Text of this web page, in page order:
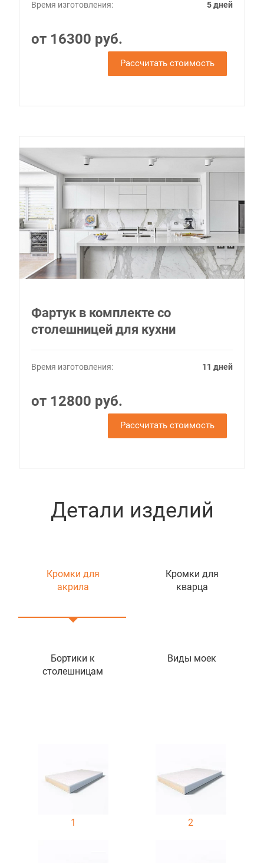
Время изготовления: 5 дней
от 16300 руб.
Рассчитать стоимость
Фартук в комплекте со
столешницей для кухни
Время изготовления: 11 дней
от 12800 руб.
Рассчитать стоимость
Детали изделий
Кромки для
акрила
Кромки для
кварца
Бортики к
столешницам
Виды моек
1 2